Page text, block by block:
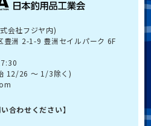
会社フジヤ内)
洲 2-1-9 豊洲セイルパーク 6F
12/26 〜 1/3除く)
合わせください】